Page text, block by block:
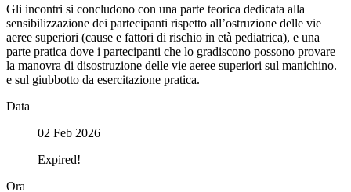
Gli incontri si concludono con una parte teorica dedicata alla
sensibilizzazione dei partecipanti rispetto all’ostruzione delle vie
aeree superiori (cause e fattori di rischio in età pediatrica), e una
parte pratica dove i partecipanti che lo gradiscono possono provare
la manovra di disostruzione delle vie aeree superiori sul manichino.
e sul giubbotto da esercitazione pratica.
Data
02 Feb 2026
Expired!
Ora